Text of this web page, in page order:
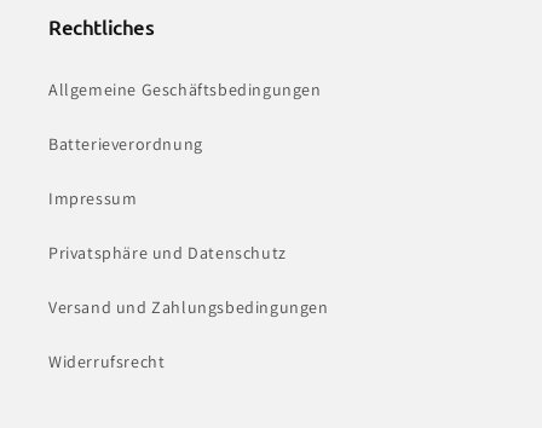
Rechtliches
Allgemeine Geschäftsbedingungen
Batterieverordnung
Impressum
Privatsphäre und Datenschutz
Versand und Zahlungsbedingungen
Widerrufsrecht